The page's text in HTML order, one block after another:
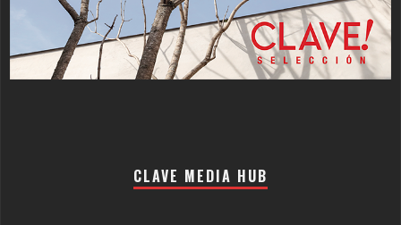
CLAVE MEDIA HUB